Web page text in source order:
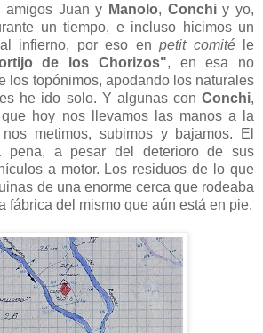
amigos Juan y Manolo, Conchiy yo,
un tiempo, e incluso hicimos un
infierno, por eso en petit comitéle
de los Chorizos", en esa no
los topónimos, apodando los naturales
he ido solo. Y algunas con Conchi,
hoy nos llevamos las manos a la
metimos, subimos y bajamos. El
pena, a pesar del deterioro de sus
a motor. Los residuos de lo que
de una enorme cerca que rodeaba
fábrica del mismo que aún está en pie.